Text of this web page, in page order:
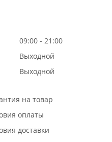
09:00 - 21:00
Выходной
Выходной
на товар
оплаты
доставки